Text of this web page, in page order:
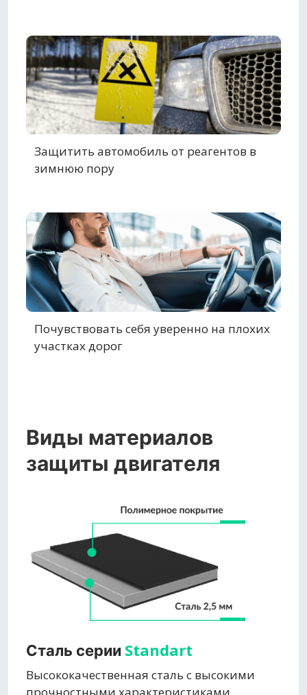
Защитить автомобиль от реагентов в
зимнюю пору
Почувствовать себя уверенно на плохих
участках дорог
Виды материалов
защиты двигателя
Сталь серии Standart
Высококачественная сталь с высокими